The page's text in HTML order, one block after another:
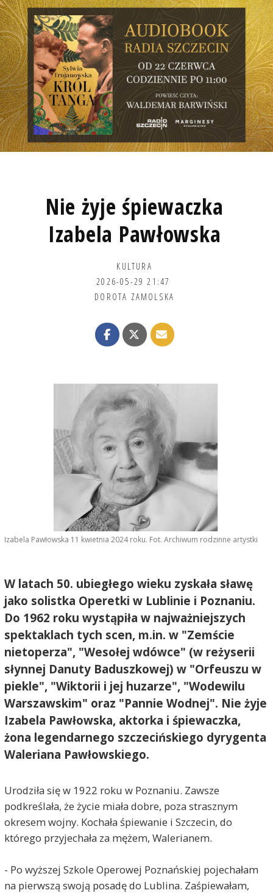
Nie żyje śpiewaczka
Izabela Pawłowska
KULTURA
2026-05-29 21:47
DOROTA ZAMOLSKA
Izabela Pawłowska 11 kwietnia 2024 roku. Fot. Archiwum rodzinne artystki
W latach 50. ubiegłego wieku zyskała sławę
jako solistka Operetki w Lublinie i Poznaniu.
Do 1962 roku wystąpiła w najważniejszych
spektaklach tych scen, m.in. w "Zemście
nietoperza", "Wesołej wdówce" (w reżyserii
słynnej Danuty Baduszkowej) w "Orfeuszu w
piekle", "Wiktorii i jej huzarze", "Wodewilu
Warszawskim" oraz "Pannie Wodnej". Nie żyje
Izabela Pawłowska, aktorka i śpiewaczka,
żona legendarnego szczecińskiego dyrygenta
Waleriana Pawłowskiego.
Urodziła się w 1922 roku w Poznaniu. Zawsze
podkreślała, że życie miała dobre, poza strasznym
okresem wojny. Kochała śpiewanie i Szczecin, do
którego przyjechała za mężem, Walerianem.
- Po wyższej Szkole Operowej Poznańskiej pojechałam
na pierwszą swoją posadę do Lublina. Zaśpiewałam,